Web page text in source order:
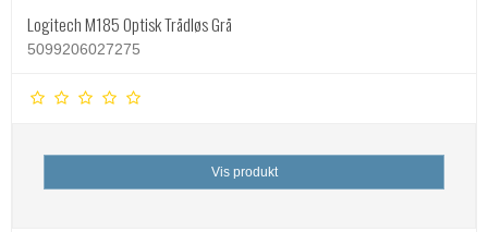
Logitech M185 Optisk Trådløs Grå
5099206027275
Vis produkt